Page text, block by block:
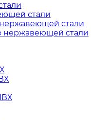
стали
стали
нержавеющей стали